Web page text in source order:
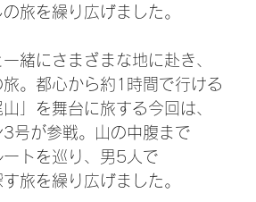
旅を繰り広げました。
緒にさまざまな地に赴き、
。都心から約1時間で行ける
」を舞台に旅する今回は、
号が参戦。山の中腹まで
トを巡り、男5人で
旅を繰り広げました。